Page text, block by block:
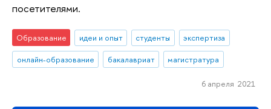
посетителями.
Образование идеи и опыт студенты
экспертиза
онлайн-образование
бакалавриат магистратура
6 апреля 2021